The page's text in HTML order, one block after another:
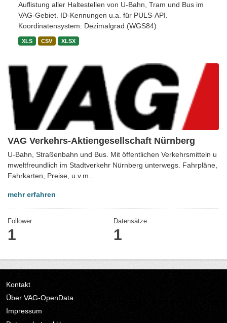
VAG Verkehrs-Aktiengesellschaft Nürnberg
U-Bahn, Straßenbahn und Bus. Mit öffentlichen Verkehrsmitteln u
mweltfreundlich im Stadtverkehr Nürnberg unterwegs. Fahrpläne,
Fahrkarten, Preise, u.v.m..
mehr erfahren
Follower
1
Datensätze
1
Auflistung aller Haltestellen von U-Bahn, Tram und Bus im
VAG-Gebiet. ID-Kennungen u.a. für PULS-API.
Koordinatensystem: Dezimalgrad (WGS84)
XLS CSV XLSX
Kontakt
Über VAG-OpenData
Impressum